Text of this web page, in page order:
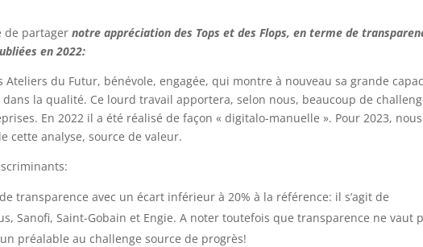
de partagernotre appréciation des Tops et des Flops, en terme de
en 2022:
Ateliers du Futur, bénévole, engagée, qui montre à nouveau sa grande
la qualité. Ce lourd travail apportera, selon nous, beaucoup de
En 2022 il a été réalisé de façon « digitalo-manuelle ». Pour 2023, nous
cette analyse, source de valeur.
transparence avec un écart inférieur à 20% à la référence: il s’agit de
Sanofi, Saint-Gobain et Engie. A noter toutefois que transparence ne vaut
préalable au challenge source de progrès!